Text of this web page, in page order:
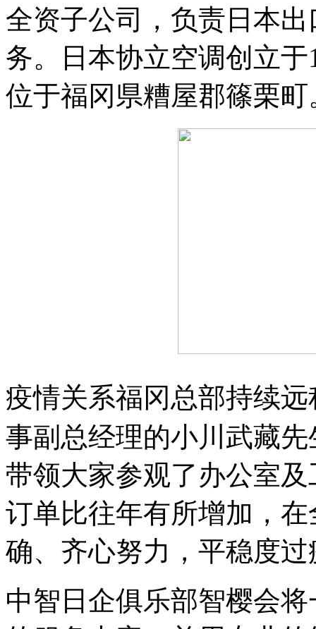
全资子公司，负责日本
务。日本协立空调创立
位于福冈県糟屋郡篠栗町
疫情关系福冈总部持续
事副总经理的小川武藏
带领大家参观了办公室
订单比往年有所增加，
确、齐心努力，平稳度过
中智日企俱乐部智樱会